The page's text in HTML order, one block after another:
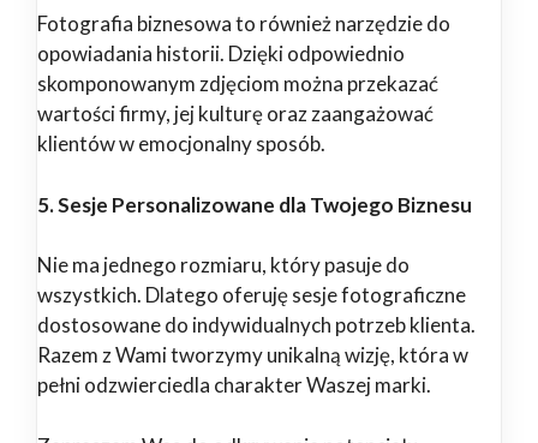
Fotografia biznesowa to również narzędzie do
opowiadania historii. Dzięki odpowiednio
skomponowanym zdjęciom można przekazać
wartości firmy, jej kulturę oraz zaangażować
klientów w emocjonalny sposób.
5. Sesje Personalizowane dla Twojego Biznesu
Nie ma jednego rozmiaru, który pasuje do
wszystkich. Dlatego oferuję sesje fotograficzne
dostosowane do indywidualnych potrzeb klienta.
Razem z Wami tworzymy unikalną wizję, która w
pełni odzwierciedla charakter Waszej marki.